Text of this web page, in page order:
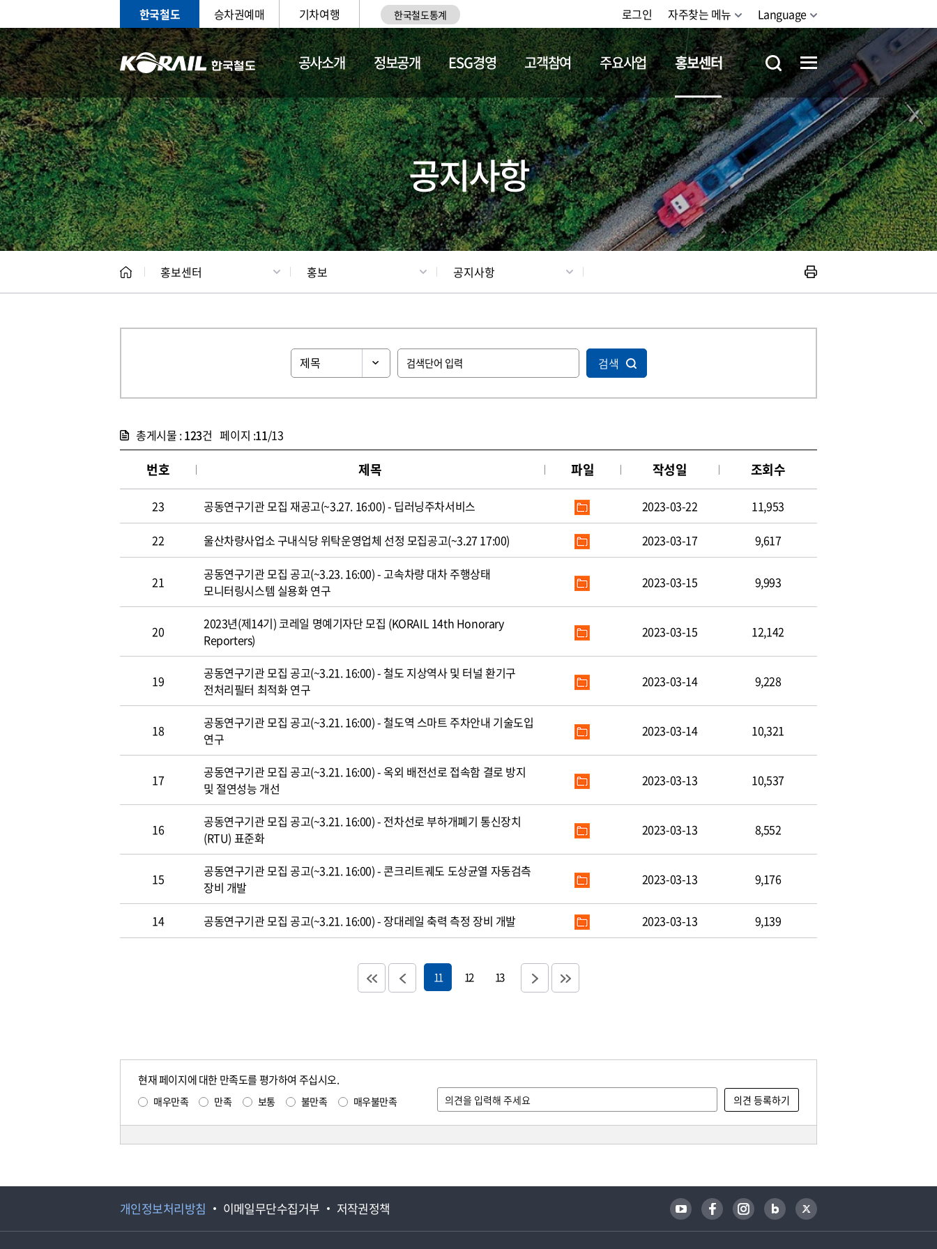
한국철도 승차권예매 기차여행 한국철도통계 로그인 자주찾는 메뉴 Language
공사소개 정보공개 ESG경영 고객참여 주요사업 홍보센터
홍보 문화사업 갤러리 기차소개 철도체험
공지사항
홍보센터 홍보 공지사항
검색
총게시물 :123건 페이지 :11/13
번호 제목 파일 작성일 조회수
23 공동연구기관 모집 재공고(~3.27. 16:00) - 딥러닝주차서비스 2023-03-22 11,953
22 울산차량사업소 구내식당 위탁운영업체 선정 모집공고(~3.27 17:00) 2023-03-17 9,617
21
공동연구기관 모집 공고(~3.23. 16:00) - 고속차량 대차 주행상태
모니터링시스템 실용화 연구
2023-03-15 9,993
20
2023년(제14기) 코레일 명예기자단 모집 (KORAIL 14th Honorary
Reporters)
2023-03-15 12,142
19
공동연구기관 모집 공고(~3.21. 16:00) - 철도 지상역사 및 터널 환기구
전처리필터 최적화 연구
2023-03-14 9,228
18
공동연구기관 모집 공고(~3.21. 16:00) - 철도역 스마트 주차안내 기술도입
연구
2023-03-14 10,321
17
공동연구기관 모집 공고(~3.21. 16:00) - 옥외 배전선로 접속함 결로 방지
및 절연성능 개선
2023-03-13 10,537
16
공동연구기관 모집 공고(~3.21. 16:00) - 전차선로 부하개폐기 통신장치
(RTU) 표준화
2023-03-13 8,552
15
공동연구기관 모집 공고(~3.21. 16:00) - 콘크리트궤도 도상균열 자동검측
장비 개발
2023-03-13 9,176
14 공동연구기관 모집 공고(~3.21. 16:00) - 장대레일 축력 측정 장비 개발 2023-03-13 9,139
11 12 13
현재 페이지에 대한 만족도를 평가하여 주십시오.
매우만족 만족 보통 불만족 매우불만족
개인정보처리방침 이메일무단수집거부 저작권정책